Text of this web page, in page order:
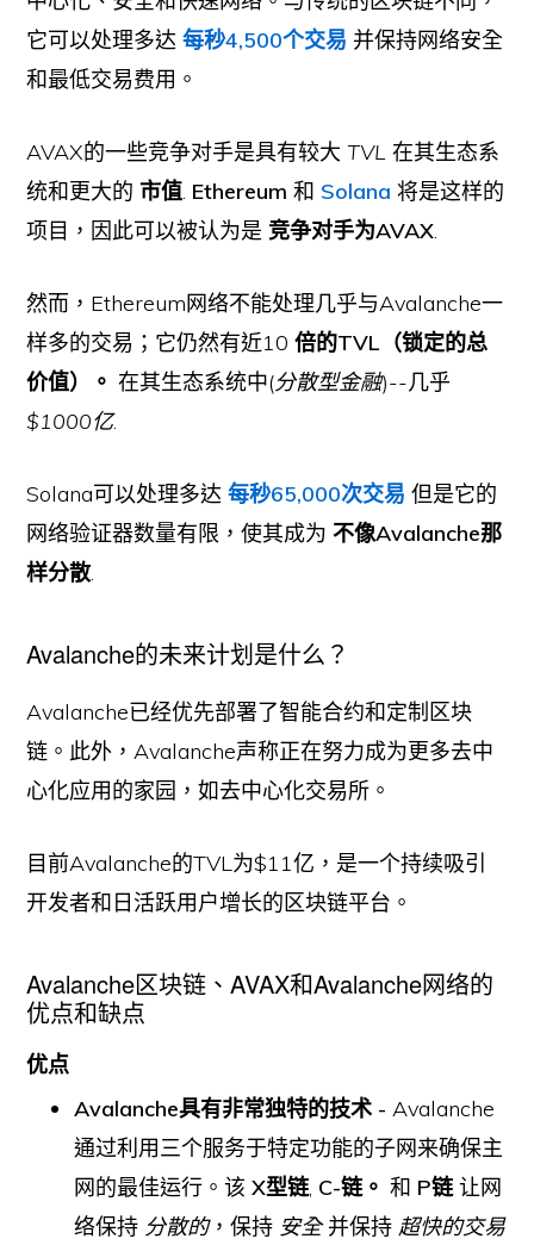
它可以处理多达每秒4,500个交易 并保持网络安全
和最低交易费用。
AVAX的一些竞争对手是具有较大TVL 在其生态系
统和更大的 市值. Ethereum和 Solana 将是这样的
项目，因此可以被认为是竞争对手为AVAX.
然而，Ethereum网络不能处理几乎与Avalanche一
样多的交易；它仍然有近10 倍的TVL（锁定的总
价值）。 在其生态系统中(分散型金融)--几乎
$1000亿.
Solana可以处理多达每秒65,000次交易 但是它的
网络验证器数量有限，使其成为不像Avalanche那
样分散.
Avalanche的未来计划是什么？
Avalanche已经优先部署了智能合约和定制区块
链。此外，Avalanche声称正在努力成为更多去中
心化应用的家园，如去中心化交易所。
目前Avalanche的TVL为$11亿，是一个持续吸引
开发者和日活跃用户增长的区块链平台。
Avalanche区块链、AVAX和Avalanche网络的
优点和缺点
优点
Avalanche具有非常独特的技术 -Avalanche
通过利用三个服务于特定功能的子网来确保主
网的最佳运行。该X型链, C-链。 和 P链让网
络保持 分散的，保持 安全并保持 超快的交易